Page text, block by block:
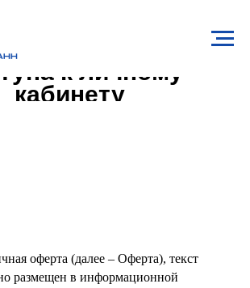
о продлении
к личному
кабинету
оферта (далее – Оферта), текст
размещен в информационной